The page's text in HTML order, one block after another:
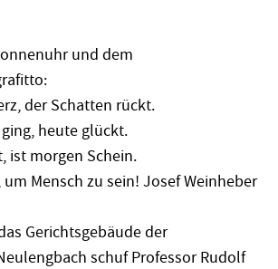
und dem
der Schatten rückt.
heute glückt.
ist morgen Schein.
Mensch zu sein! Josef Weinheber
Gerichtsgebäude der
schuf Professor Rudolf